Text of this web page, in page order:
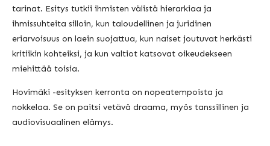
tarinat. Esitys tutkii ihmisten välistä hierarkiaa ja
ihmissuhteita silloin, kun taloudellinen ja juridinen
eriarvoisuus on laein suojattua, kun naiset joutuvat herkästi
kritiikin kohteiksi, ja kun valtiot katsovat oikeudekseen
miehittää toisia.
Hovimäki -esityksen kerronta on nopeatempoista ja
nokkelaa. Se on paitsi vetävä draama, myös tanssillinen ja
audiovisuaalinen elämys.